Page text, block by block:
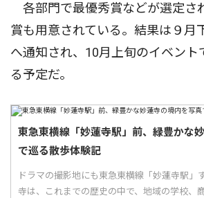
各部門で最優秀賞などが選定さ
賞も用意されている。結果は９月
へ通知され、10月上旬のイベント
る予定だ。
東急東横線「妙蓮寺駅」前、緑豊かな
で巡る散歩体験記
ドラマの撮影地にも東急東横線「妙蓮寺駅」
寺は、これまでの歴史の中で、地域の学校、